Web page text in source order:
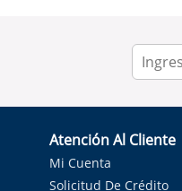
Atención Al Cliente
Mi Cuenta
Solicitud De Crédito